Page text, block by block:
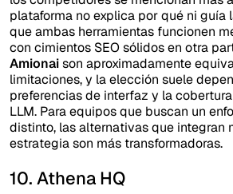
plataforma no explica por qué ni guía
que ambas herramientas funcionen
con cimientos SEO sólidos en otra
Amionaison aproximadamente
limitaciones, y la elección suele
preferencias de interfaz y la
LLM. Para equipos que buscan un
distinto, las alternativas que integran
estrategia son más transformadoras.
10. Athena HQ